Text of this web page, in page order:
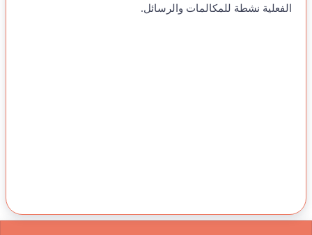
الفعلية نشطة للمكالمات والرسائل.